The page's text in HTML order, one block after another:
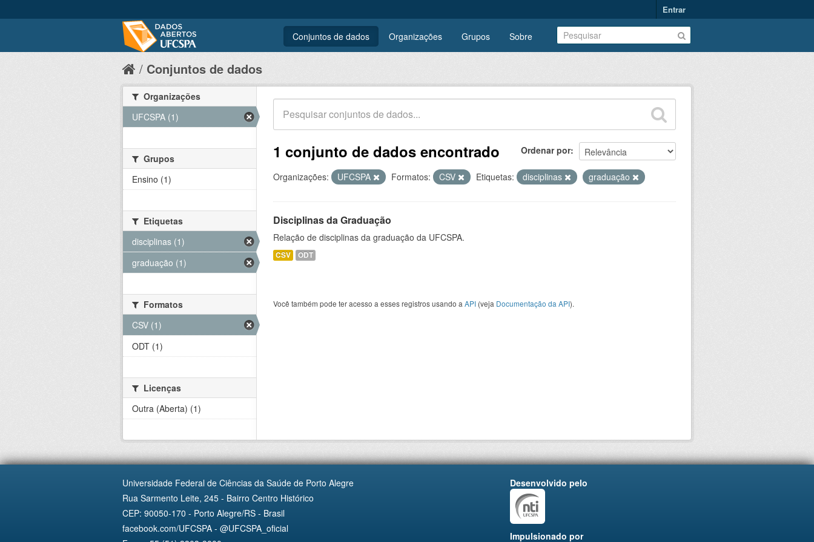
Entrar
Conjuntos de dados Organizações Grupos Sobre
Conjuntos de dados
Ordenar por
1 conjunto de dados encontrado
Organizações: UFCSPA Formatos: CSV Etiquetas: disciplinas graduação
Disciplinas da Graduação
Relação de disciplinas da graduação da UFCSPA.
CSV ODT
Você também pode ter acesso a esses registros usando a API (veja Documentação da API).
Organizações
UFCSPA (1)
Grupos
Ensino (1)
Etiquetas
disciplinas (1)
graduação (1)
Formatos
CSV (1)
ODT (1)
Licenças
Outra (Aberta) (1)
Universidade Federal de Ciências da Saúde de Porto Alegre
Rua Sarmento Leite, 245 - Bairro Centro Histórico
CEP: 90050-170 - Porto Alegre/RS - Brasil
facebook.com/UFCSPA - @UFCSPA_oficial
Desenvolvido pelo
Impulsionado por